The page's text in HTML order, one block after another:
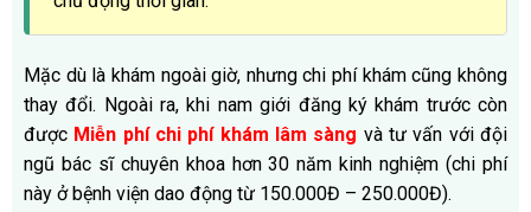
Mặc dù là khám ngoài giờ, nhưng chi phí khám cũng không
thay đổi. Ngoài ra, khi nam giới đăng ký khám trước còn
được Miễn phí chi phí khám lâm sàng và tư vấn với đội
ngũ bác sĩ chuyên khoa hơn 30 năm kinh nghiệm (chi phí
này ở bệnh viện dao động từ 150.000Đ – 250.000Đ).